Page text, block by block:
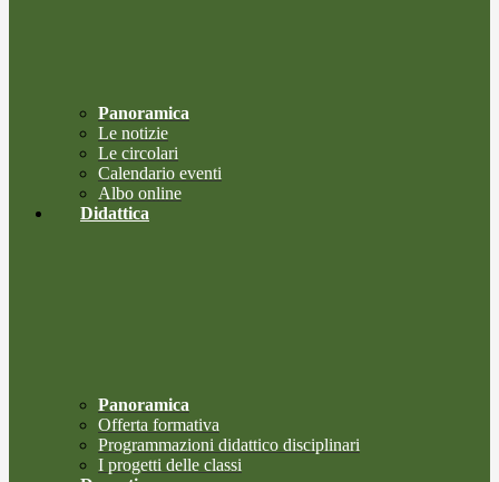
Panoramica
Le notizie
Le circolari
Calendario eventi
Albo online
Didattica
Panoramica
Offerta formativa
Programmazioni didattico disciplinari
I progetti delle classi